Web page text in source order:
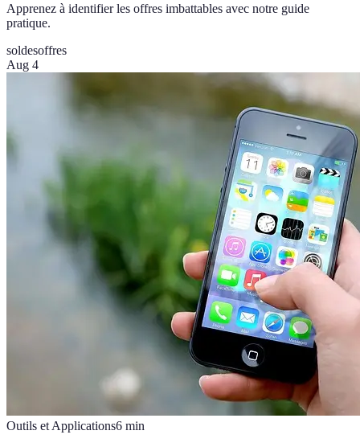
Apprenez à identifier les offres imbattables avec notre guide
pratique.
soldesoffres
Aug 4
Outils et Applications6 min